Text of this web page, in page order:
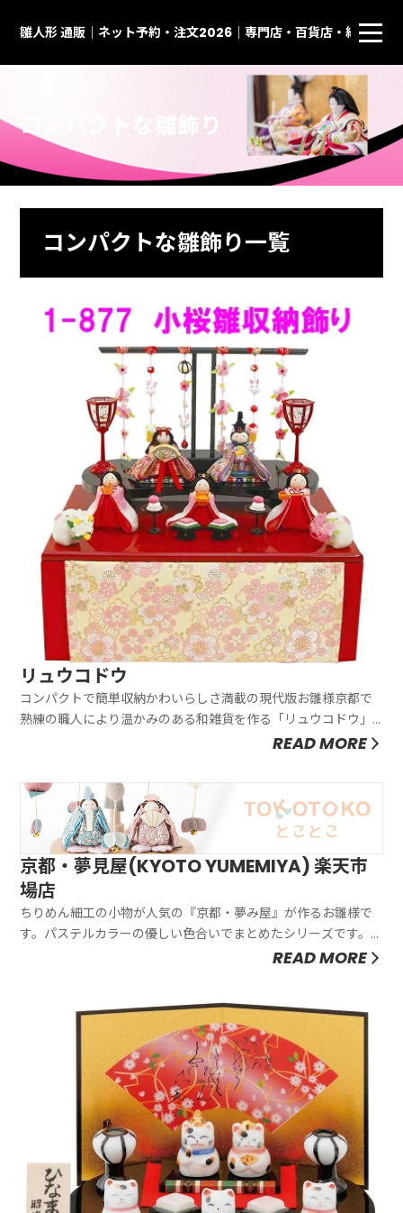
雛人形 通販｜ネット予約・注文2026｜専門店・百貨店・総合通販
コンパクトな雛飾り
コンパクトな雛飾り一覧
リュウコドウ
コンパクトで簡単収納かわいらしさ満載の現代版お雛様京都で
熟練の職人により温かみのある和雑貨を作る「リュウコドウ」
が手がけています。38,720円税込み・送料無料リビングや玄関
な台に並んだ優しい色合いの５人ぞろい。三人官女の両脇で桜
と橘を持って...
READ MORE
京都・夢見屋(KYOTO YUMEMIYA) 楽天市
場店
ちりめん細工の小物が人気の『京都・夢み屋』が作るお雛様で
す。パステルカラーの優しい色合いでまとめたシリーズです。
京都の「古都 KOTO」という言葉をもじって「とことこ」と名
用し、温かみのあ...
READ MORE